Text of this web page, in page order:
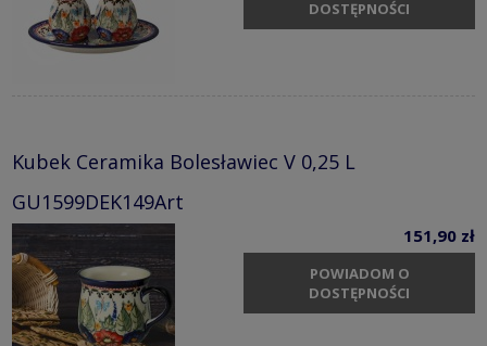
DOSTĘPNOŚCI
Kubek Ceramika Bolesławiec V 0,25 L
GU1599DEK149Art
151,90 zł
POWIADOM O
DOSTĘPNOŚCI